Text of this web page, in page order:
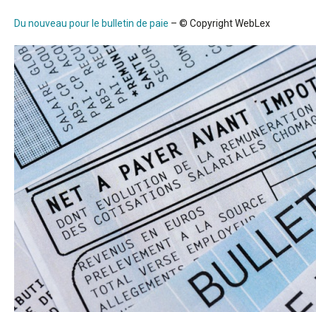
Du nouveau pour le bulletin de paie – © Copyright WebLex